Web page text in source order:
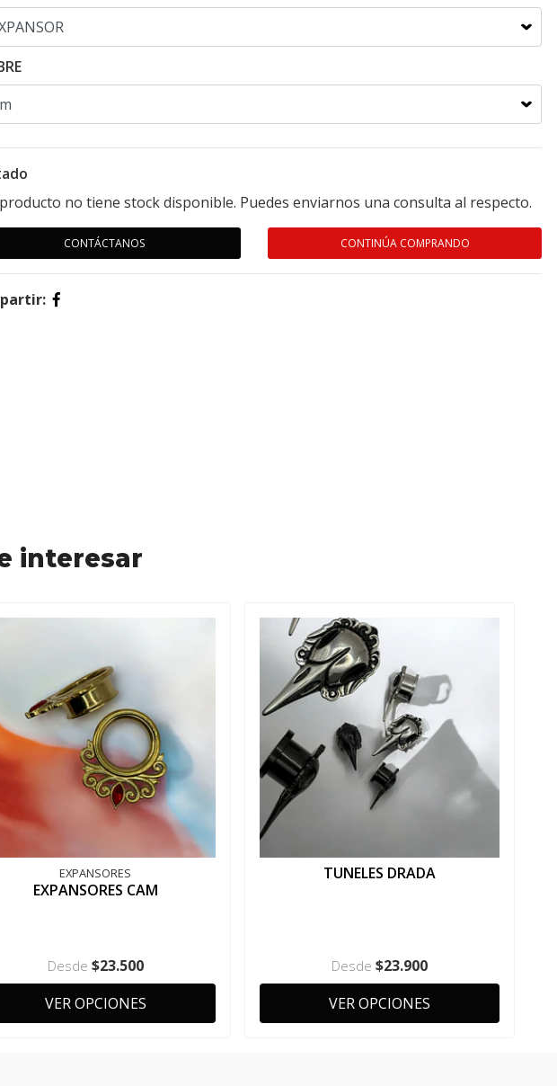
no tiene stock disponible. Puedes enviarnos una consulta al respecto.
CONTÁCTANOS CONTINÚA COMPRANDO
interesar
EXPANSORES
EXPANSORES CAM
Desde $23.500
VER OPCIONES
TUNELES DRADA
Desde $23.900
VER OPCIONES